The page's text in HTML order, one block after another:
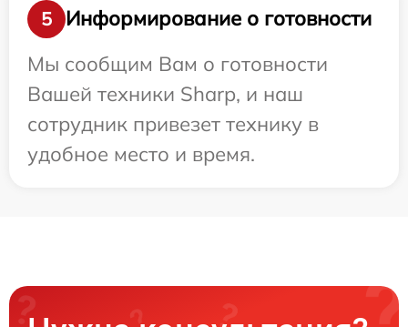
5
Информирование о готовности
Мы сообщим Вам о готовности
Вашей техники Sharp, и наш
сотрудник привезет технику в
удобное место и время.